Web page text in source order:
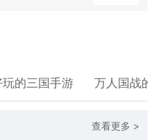
玩的三国手游 万人国战的
查看更多 >